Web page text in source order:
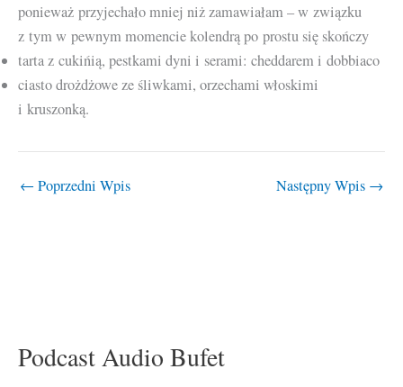
ponieważ przyjechało mniej niż zamawiałam – w związku
z tym w pewnym momencie kolendrą po prostu się skończy
tarta z cukińią, pestkami dyni i serami: cheddarem i dobbiaco
ciasto drożdżowe ze śliwkami, orzechami włoskimi
i kruszonką.
← Poprzedni Wpis Następny Wpis →
Podcast Audio Bufet